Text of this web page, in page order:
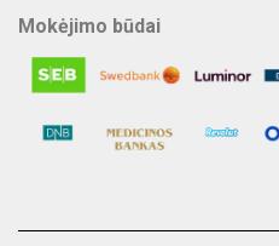
Mokėjimo būdai